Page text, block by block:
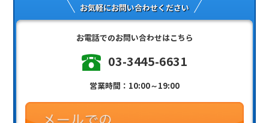
お気軽にお問い合わせください
お電話でのお問い合わせはこちら
03-3445-6631
営業時間：10:00～19:00